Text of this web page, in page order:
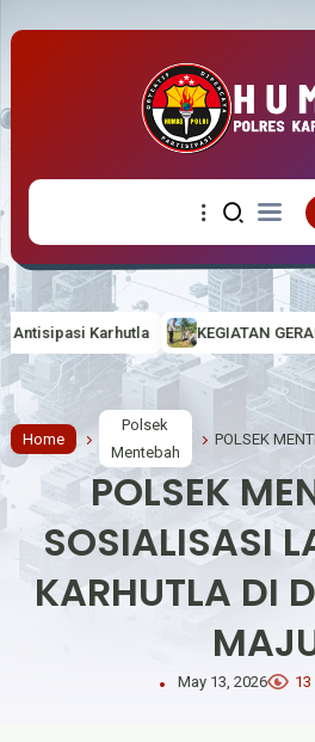
KEGIATAN GERAKAN INDONESIA ASRI
Home
Polsek
Mentebah
POLSEK
SOSIALISASI
KARHUTLA DI
May 13, 2026 13